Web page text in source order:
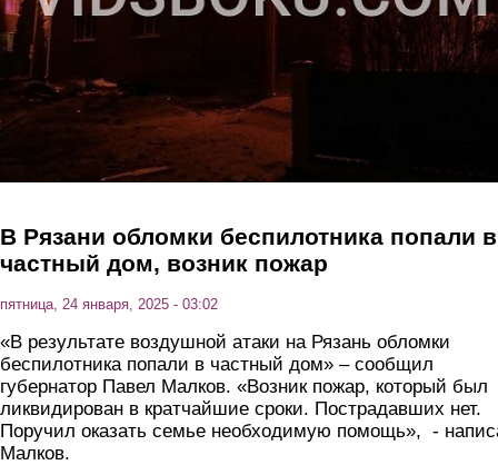
В Рязани обломки беспилотника попали в
частный дом, возник пожар
пятница, 24 января, 2025 - 03:02
«В результате воздушной атаки на Рязань обломки
беспилотника попали в частный дом» – сообщил
губернатор Павел Малков. «Возник пожар, который был
ликвидирован в кратчайшие сроки. Пострадавших нет.
Поручил оказать семье необходимую помощь», -
Малков.